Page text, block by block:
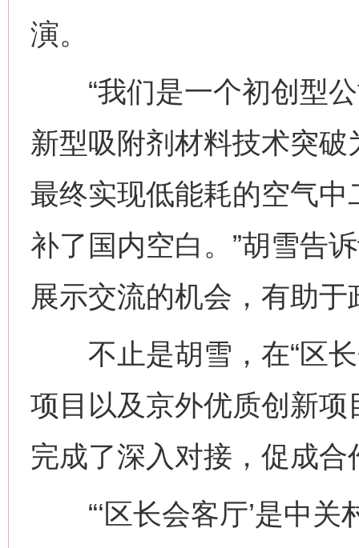
演。
“我们是一个初创型公
新型吸附剂材料技术突
最终实现低能耗的空气
补了国内空白。”胡雪告
展示交流的机会，有助
不止是胡雪，在“区长
项目以及京外优质创新
完成了深入对接，促成合
“‘区长会客厅’是中关